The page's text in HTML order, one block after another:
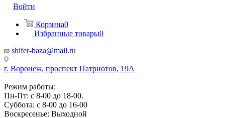
Войти
Корзина0
Избранные товары0
shifer-baza@mail.ru
г. Воронеж, проспект Патриотов, 19А
Режим работы:
Пн-Пт: с 8-00 до 18-00.
Суббота: с 8-00 до 16-00
Воскресенье: Выходной